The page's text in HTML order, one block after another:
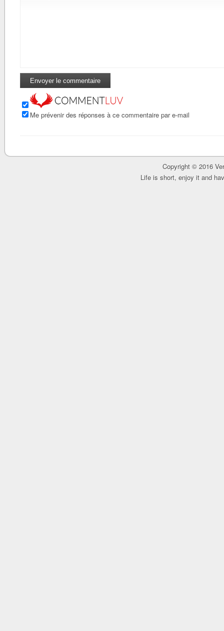
Me prévenir des réponses à ce commentaire par e-mail
Copyright © 2016
Life is short, enjoy it and